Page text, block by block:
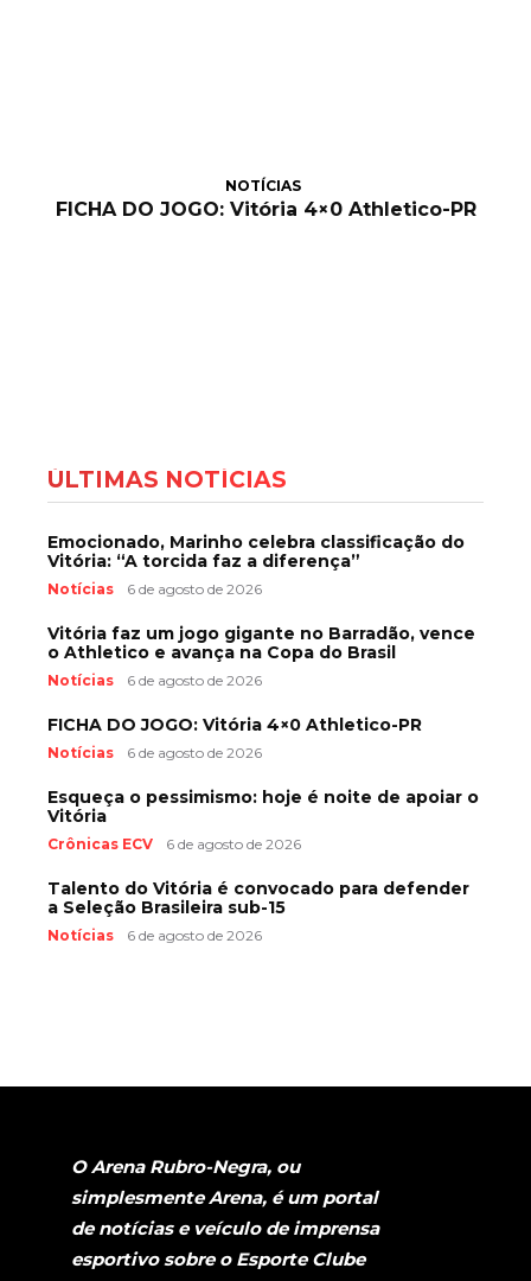
NOTÍCIAS
FICHA DO JOGO: Vitória 4×0 Athletico-PR
ÚLTIMAS NOTÍCIAS
Emocionado, Marinho celebra classificação do
Vitória: “A torcida faz a diferença”
Notícias 6 de agosto de 2026
Vitória faz um jogo gigante no Barradão, vence
o Athletico e avança na Copa do Brasil
Notícias 6 de agosto de 2026
FICHA DO JOGO: Vitória 4×0 Athletico-PR
Notícias 6 de agosto de 2026
Esqueça o pessimismo: hoje é noite de apoiar o
Vitória
Crônicas ECV 6 de agosto de 2026
Talento do Vitória é convocado para defender
a Seleção Brasileira sub-15
Notícias 6 de agosto de 2026
O Arena Rubro-Negra, ou
simplesmente Arena, é um portal
de notícias e veículo de imprensa
esportivo sobre o Esporte Clube